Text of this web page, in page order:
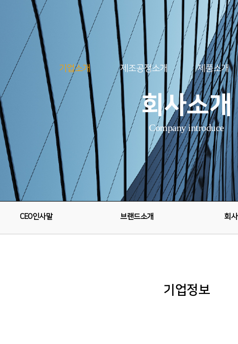
기업소개 제조공정소개 제품소개
회사소개
Company introduce
CEO인사말 브랜드소개 회
기업정보